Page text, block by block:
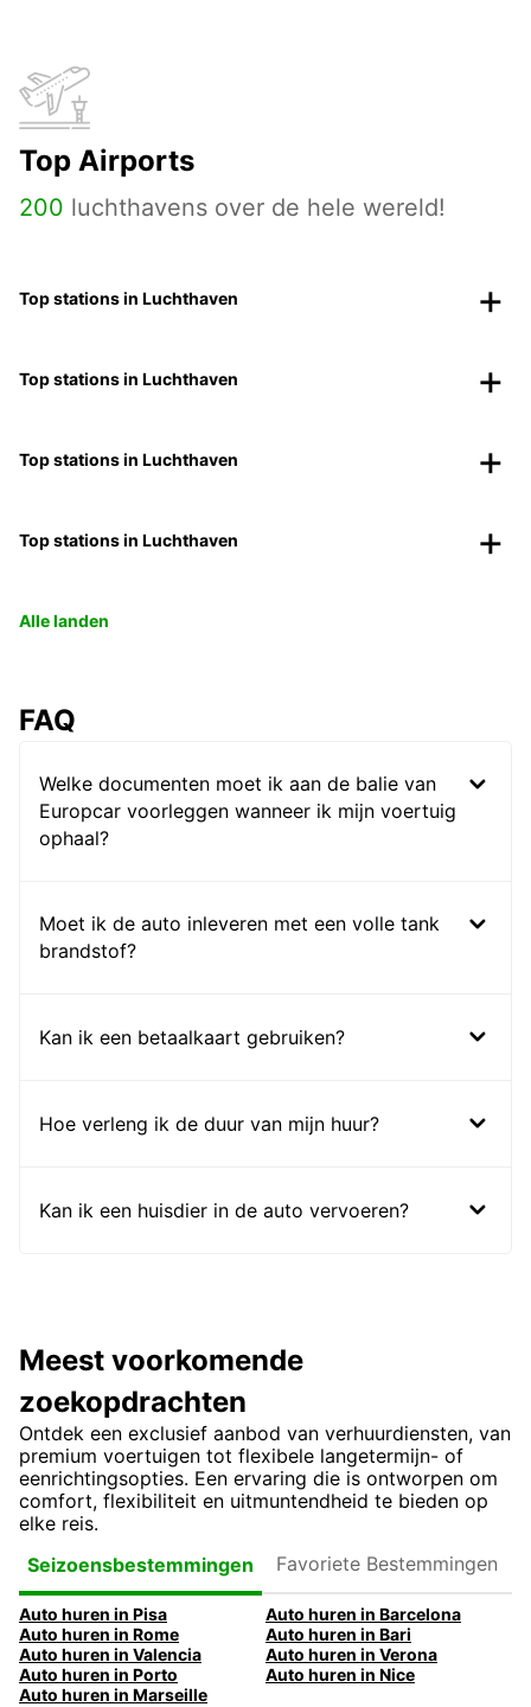
Top Airports
200 luchthavens over de hele wereld!
Top stations in Luchthaven
Top stations in Luchthaven
Top stations in Luchthaven
Top stations in Luchthaven
Alle landen
FAQ
Welke documenten moet ik aan de balie van
Europcar voorleggen wanneer ik mijn voertuig
ophaal?
Moet ik de auto inleveren met een volle tank
brandstof?
Kan ik een betaalkaart gebruiken?
Hoe verleng ik de duur van mijn huur?
Kan ik een huisdier in de auto vervoeren?
Meest voorkomende
zoekopdrachten
Ontdek een exclusief aanbod van verhuurdiensten, van
premium voertuigen tot flexibele langetermijn- of
eenrichtingsopties. Een ervaring die is ontworpen om
comfort, flexibiliteit en uitmuntendheid te bieden op
elke reis.
Seizoensbestemmingen
Bestemmingen
Auto huren in Pisa
Auto huren in Barcelona
Auto huren in Rome
Auto huren in Bari
Auto huren in Valencia
Auto huren in Verona
Auto huren in Porto
Auto huren in Nice
Auto huren in Marseille